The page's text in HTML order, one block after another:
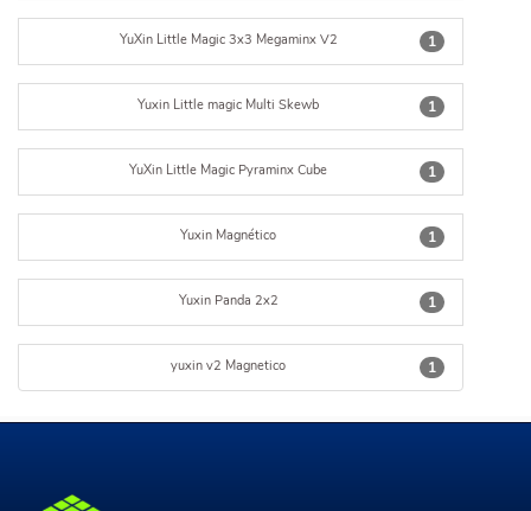
1
YuXin Little Magic 3x3 Megaminx V2
1
Yuxin Little magic Multi Skewb
1
YuXin Little Magic Pyraminx Cube
1
Yuxin Magnético
1
Yuxin Panda 2x2
1
yuxin v2 Magnetico